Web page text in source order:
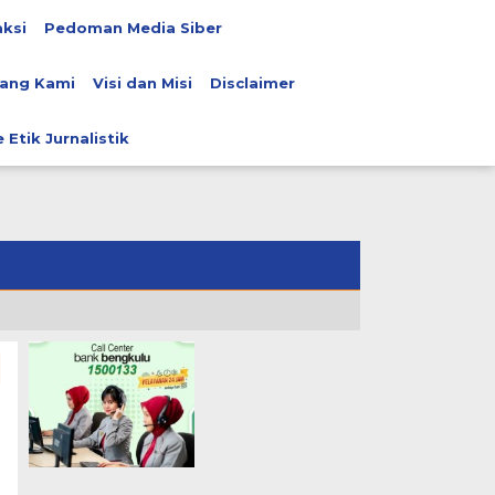
Pedoman Media Siber
Kami Visi dan Misi Disclaimer
Etik Jurnalistik